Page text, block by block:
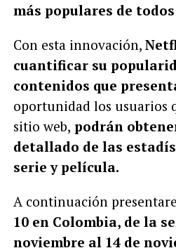
más populares de
Con esta innovación,
cuantificar su
contenidos que
oportunidad los usuarios
sitio web, podrán
detallado de las
serie y película.
A continuación
10 en Colombia, de la
noviembre al 14 de